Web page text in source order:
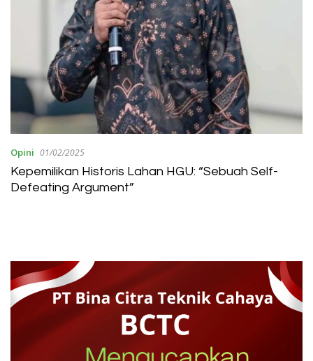
Opini 01/02/2025
Kepemilikan Historis Lahan HGU: “Sebuah Self-
Defeating Argument”